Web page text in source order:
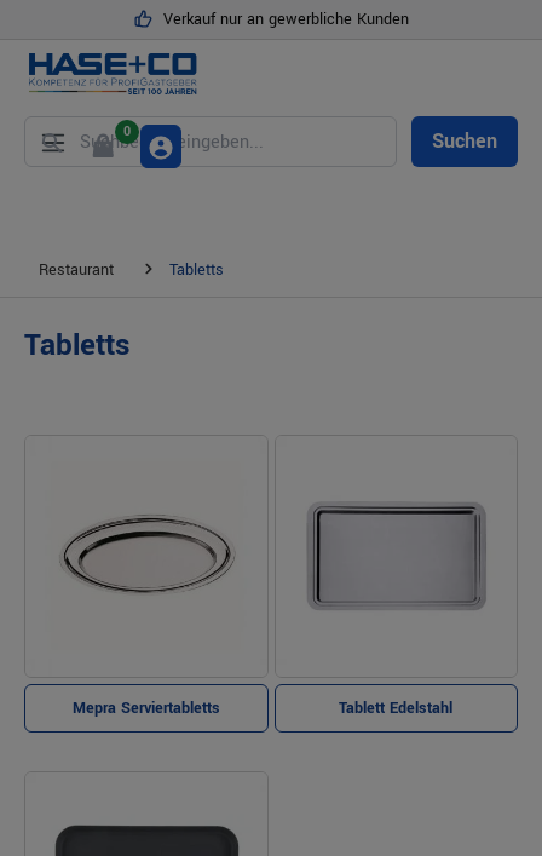
Verkauf nur an gewerbliche Kunden
Suchen
0
Restaurant Tabletts
Tabletts
Mepra Serviertabletts Tablett Edelstahl